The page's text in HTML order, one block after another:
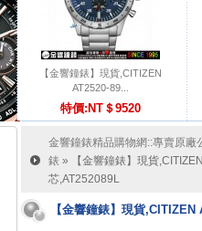
【金響鐘錶】現貨,CITIZEN
AT2520-89...
特價:NT＄9520
金響鐘錶精品購物網::專賣原廠
錶 » 【金響鐘錶】現貨
芯,AT252089L
【金響鐘錶】現貨